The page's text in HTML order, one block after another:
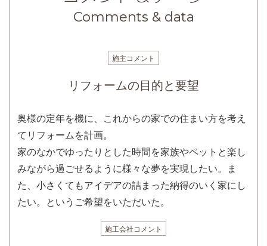
Comments & data
施主コメント
リフォームの目的と要望
奥様の定年を機に、これからの家での住まい方を考え
てリフォームを計画。
家のなかでゆったりとした時間を家族やペットと楽し
みながら過ごせるように様々な夢を実現したい。ま
た、小さくてもアイデアの詰まった納得のいく家にし
たい。というご希望をいただいた。
施工会社コメント